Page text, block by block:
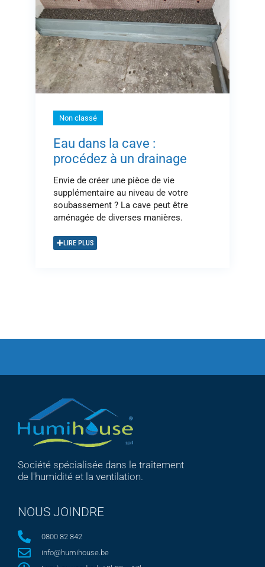
Non classé
Eau dans la cave :
procédez à un drainage
Envie de créer une pièce de vie
supplémentaire au niveau de votre
soubassement ? La cave peut être
aménagée de diverses manières.
LIRE PLUS
Société spécialisée dans le traitement
de l'humidité et la ventilation.
NOUS JOINDRE
0800 82 842
info@humihouse.be